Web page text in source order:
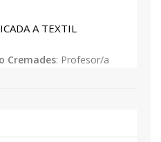
obtención del Título
en estado
A TEXTIL
Cremades: Profesor/a